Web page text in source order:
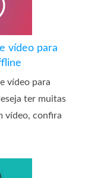
vídeo para
vídeo para
ter muitas
vídeo, confira